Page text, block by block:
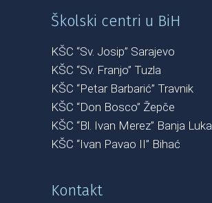
Školski centri u BiH
KŠC “Sv. Josip” Sarajevo
KŠC “Sv. Franjo” Tuzla
KŠC “Petar Barbarić” Travnik
KŠC “Don Bosco” Žepče
KŠC “Bl. Ivan Merez” Banja Luka
KŠC “Ivan Pavao II” Bihać
Kontakt